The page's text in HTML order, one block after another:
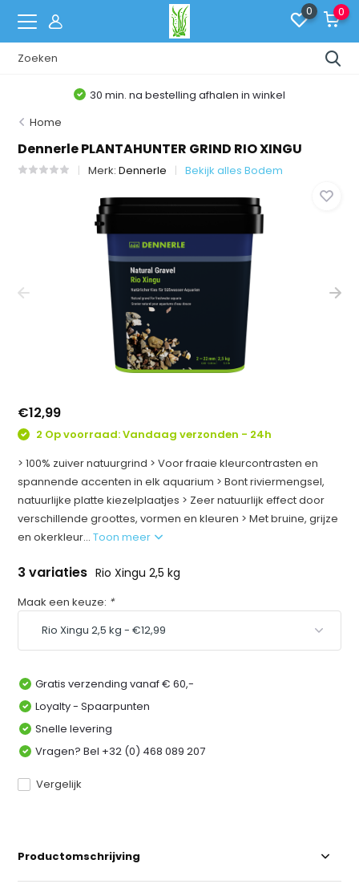
0 0
30 min. na bestelling afhalen in winkel
Home
Dennerle PLANTAHUNTER GRIND RIO XINGU
Merk:Dennerle Bekijk alles Bodem
€12,99
2 Op voorraad: Vandaag verzonden - 24h
> 100% zuiver natuurgrind > Voor fraaie kleurcontrasten en
spannende accenten in elk aquarium > Bont riviermengsel,
natuurlijke platte kiezelplaatjes > Zeer natuurlijk effect door
verschillende groottes, vormen en kleuren > Met bruine, grijze
en okerkleur...Toon meer
3 variaties Rio Xingu 2,5 kg
Maak een keuze: *
Gratis verzending vanaf € 60,-
Loyalty - Spaarpunten
Snelle levering
Vragen? Bel +32 (0) 468 089 207
Vergelijk
Productomschrijving